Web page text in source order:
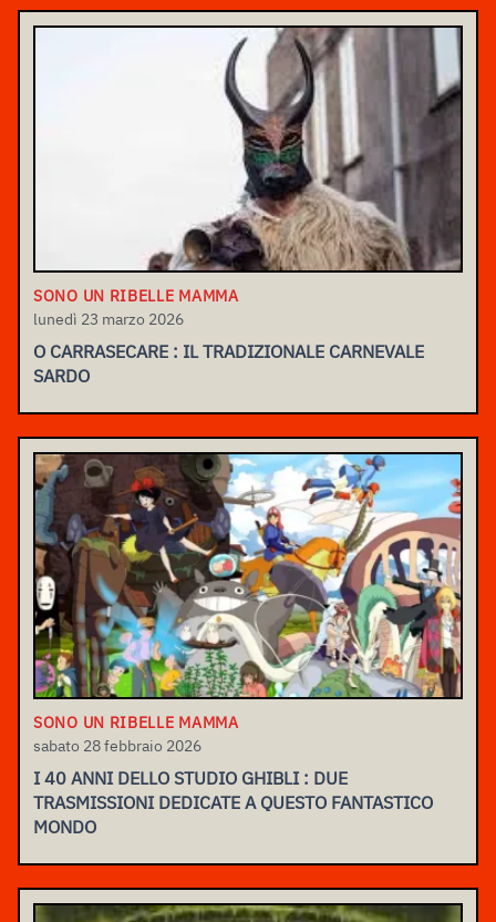
SONO UN RIBELLE MAMMA
lunedì 23 marzo 2026
O CARRASECARE : IL TRADIZIONALE CARNEVALE
SARDO
SONO UN RIBELLE MAMMA
sabato 28 febbraio 2026
I 40 ANNI DELLO STUDIO GHIBLI : DUE
TRASMISSIONI DEDICATE A QUESTO FANTASTICO
MONDO